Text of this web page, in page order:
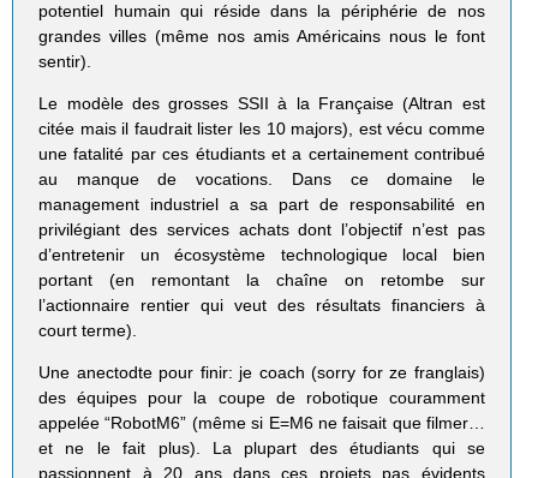
potentiel humain qui réside dans la périphérie de nos
grandes villes (même nos amis Américains nous le font
sentir).
Le modèle des grosses SSII à la Française (Altran est
citée mais il faudrait lister les 10 majors), est vécu comme
une fatalité par ces étudiants et a certainement contribué
au manque de vocations. Dans ce domaine le
management industriel a sa part de responsabilité en
privilégiant des services achats dont l’objectif n’est pas
d’entretenir un écosystème technologique local bien
portant (en remontant la chaîne on retombe sur
l’actionnaire rentier qui veut des résultats financiers à
court terme).
Une anectodte pour finir: je coach (sorry for ze franglais)
des équipes pour la coupe de robotique couramment
appelée “RobotM6” (même si E=M6 ne faisait que filmer…
et ne le fait plus). La plupart des étudiants qui se
passionnent à 20 ans dans ces projets pas évidents